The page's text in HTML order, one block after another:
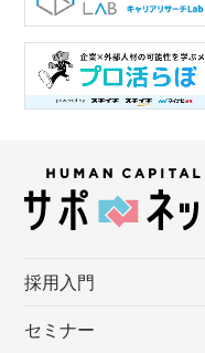
採⽤⼊⾨
セミナー